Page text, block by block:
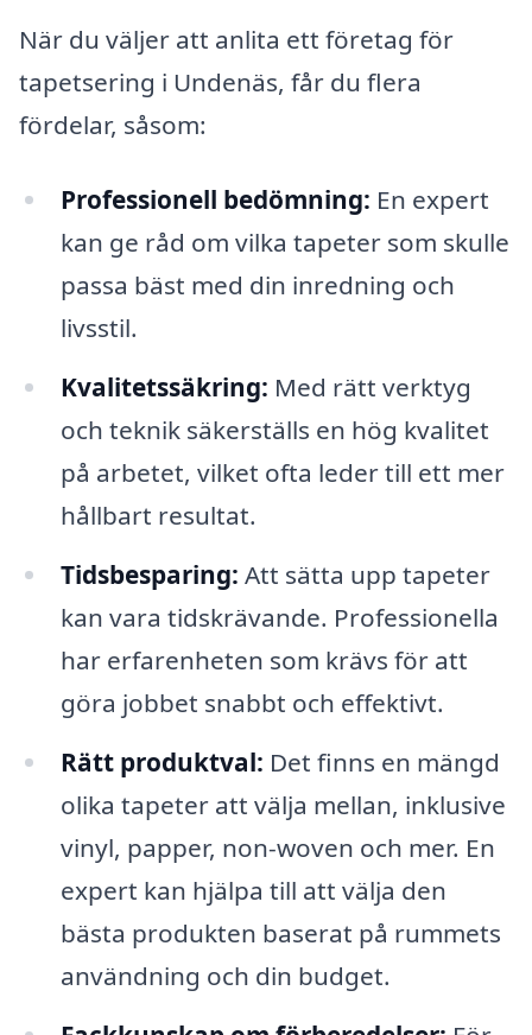
När du väljer att anlita ett företag för
tapetsering i Undenäs, får du flera
fördelar, såsom:
Professionell bedömning: En expert
kan ge råd om vilka tapeter som skulle
passa bäst med din inredning och
livsstil.
Kvalitetssäkring: Med rätt verktyg
och teknik säkerställs en hög kvalitet
på arbetet, vilket ofta leder till ett mer
hållbart resultat.
Tidsbesparing: Att sätta upp tapeter
kan vara tidskrävande. Professionella
har erfarenheten som krävs för att
göra jobbet snabbt och effektivt.
Rätt produktval: Det finns en mängd
olika tapeter att välja mellan, inklusive
vinyl, papper, non-woven och mer. En
expert kan hjälpa till att välja den
bästa produkten baserat på rummets
användning och din budget.